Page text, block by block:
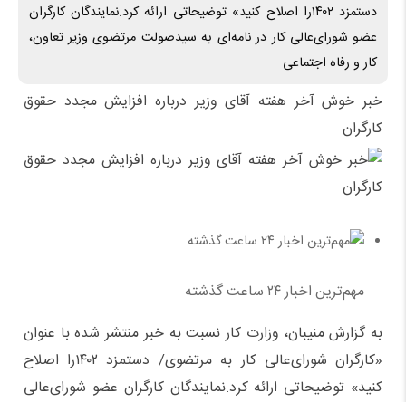
دستمزد ۱۴۰۲را اصلاح کنید» توضیحاتی ارائه کرد.نمایندگان کارگران
عضو شورای‌عالی کار در نامه‌ای به سیدصولت مرتضوی وزیر تعاون،
کار و رفاه اجتماعی
خبر خوش آخر هفته آقای وزیر درباره افزایش مجدد حقوق
کارگران
مهم‌ترین اخبار ۲۴ ساعت گذشته
به گزارش منیبان، وزارت کار نسبت به خبر منتشر شده با عنوان
«کارگران شورای‌عالی کار به مرتضوی/ دستمزد ۱۴۰۲را اصلاح
کنید» توضیحاتی ارائه کرد.نمایندگان کارگران عضو شورای‌عالی